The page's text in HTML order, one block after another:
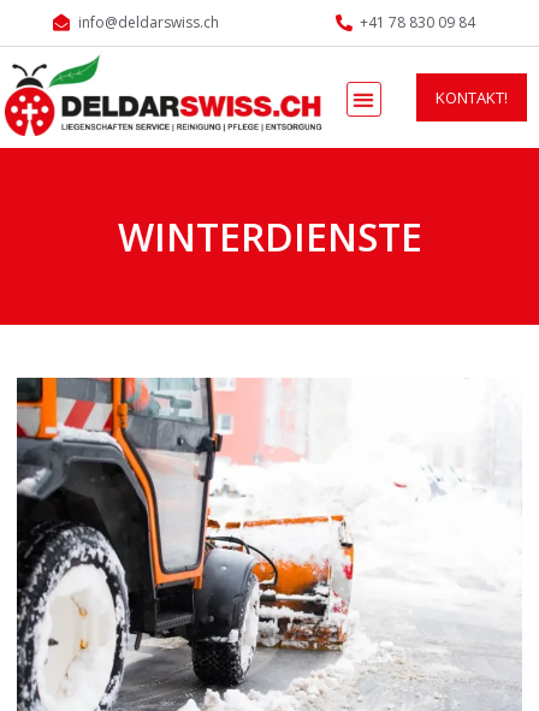
info@deldarswiss.ch +41 78 830 09 84
KONTAKT!
WINTERDIENSTE